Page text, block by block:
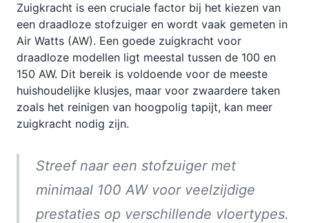
Zuigkracht is een cruciale factor bij het kiezen van
een draadloze stofzuiger en wordt vaak gemeten in
Air Watts (AW). Een goede zuigkracht voor
draadloze modellen ligt meestal tussen de 100 en
150 AW. Dit bereik is voldoende voor de meeste
huishoudelijke klusjes, maar voor zwaardere taken
zoals het reinigen van hoogpolig tapijt, kan meer
zuigkracht nodig zijn.
Streef naar een stofzuiger met
minimaal 100 AW voor veelzijdige
prestaties op verschillende vloertypes.